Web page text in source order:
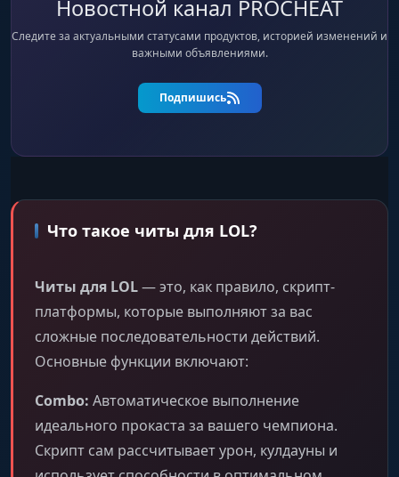
Новостной канал PROCHEAT
Следите за актуальными статусами продуктов, историей изменений и
важными объявлениями.
Подпишись
Что такое читы для LOL?
Читы для LOL— это, как правило, скрипт-
платформы, которые выполняют за вас
сложные последовательности действий.
Основные функции включают:
Combo: Автоматическое выполнение
идеального прокаста за вашего чемпиона.
Скрипт сам рассчитывает урон, кулдауны и